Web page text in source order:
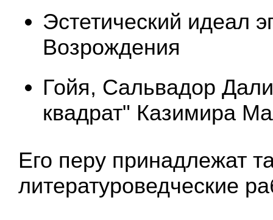
Эстетический идеал
Возрождения
Гойя, Сальвадор
квадрат" Казимира
Его перу принадлежат
литературоведческие